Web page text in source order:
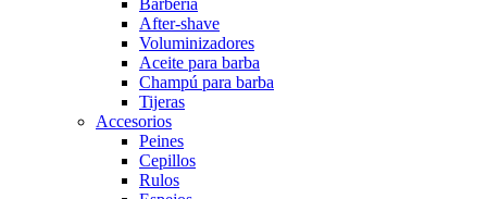
Barberia
After-shave
Voluminizadores
Aceite para barba
Champú para barba
Tijeras
Accesorios
Peines
Cepillos
Rulos